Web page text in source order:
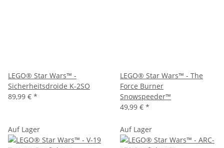
LEGO® Star Wars™ -
Sicherheitsdroide K-2SO
89,99 € *
LEGO® Star Wars™ - The
Force Burner
Snowspeeder™
49,99 € *
Auf Lager Auf Lager